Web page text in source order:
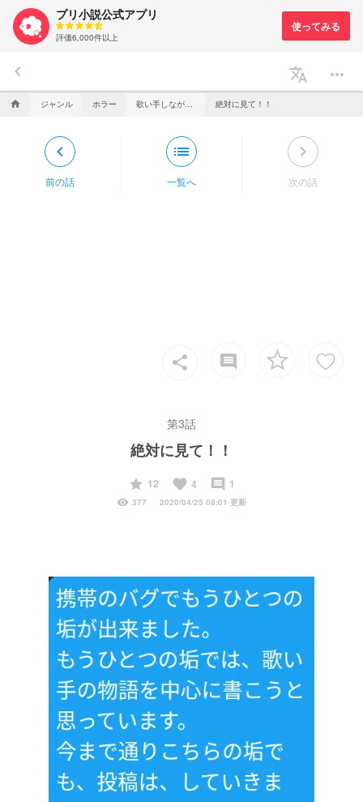
プリ小説公式アプリ
評価6,000件以上
keyboard_arrow_left translate more_horiz
home ジャンル ホラー 絶対に見て！！
keyboard_arrow_left
前の話
list
一覧へ
keyboard_arrow_right
次の話
share insert_comment
第3話
絶対に見て！！
start
12 favorite 4 insert_comment 1
visibility 377 2020/04/25 08:01 更新